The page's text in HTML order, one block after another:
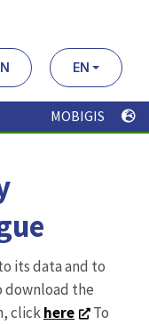
EN
MOBIGIS
its data and to
download the
clickhere
To